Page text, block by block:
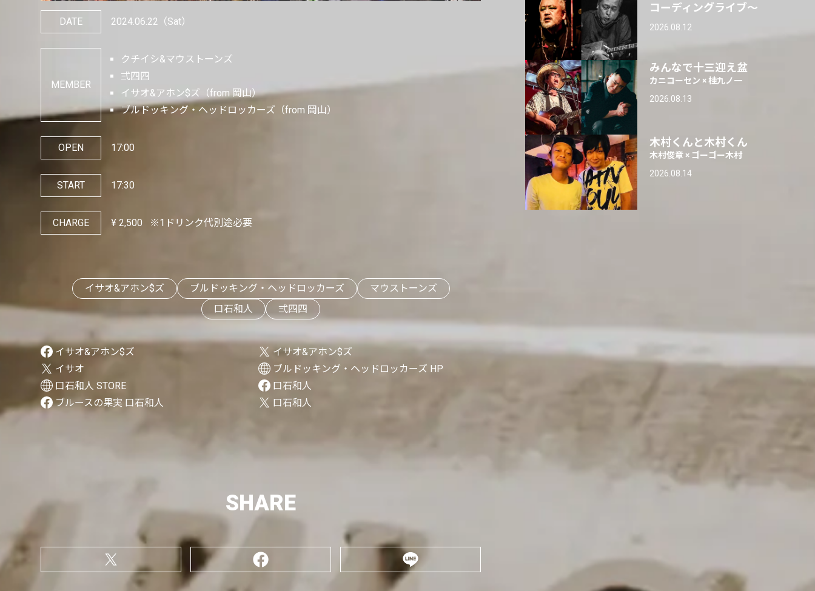
DATE 2024.06.22 （Sat）
MEMBER
クチイシ&マウストーンズ
弍四四
イサオ&アホン$ズ（from 岡山）
ブルドッキング・ヘッドロッカーズ（from 岡山）
OPEN 17:00
START 17:30
CHARGE ¥ 2,500 ※1ドリンク代別途必要
イサオ&アホン$ズ ブルドッキング・ヘッドロッカーズ
マウストーンズ
口石和人
弍四四
イサオ&アホン$ズ
イサオ&アホン$ズ
イサオ
ブルドッキング・ヘッドロッカーズ HP
口石和人 STORE
口石和人
ブルースの果実 口石和人
口石和人
SHARE
コーディングライブ〜
2026.08.12
みんなで十三迎え盆
カニコーセン × 桂九ノ一
2026.08.13
木村くんと木村くん
木村俊章 × ゴーゴー木村
2026.08.14